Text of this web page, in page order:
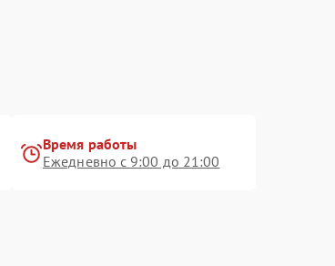
Время работы
Ежедневно с 9:00 до 21:00